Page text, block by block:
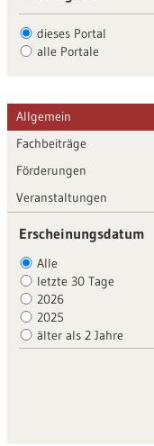
dieses Portal
alle Portale
Allgemein
Fachbeiträge
Förderungen
Veranstaltungen
Erscheinungsdatum
Alle
letzte 30 Tage
2026
2025
älter als 2 Jahre